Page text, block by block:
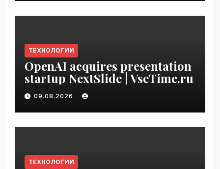
ТЕХНОЛОГИИ
OpenAI acquires presentation
startup NextSlide | VseTime.ru
09.08.2026
ТЕХНОЛОГИИ